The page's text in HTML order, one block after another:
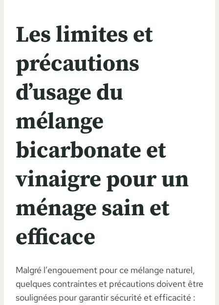
Les limites et
précautions
d’usage du
mélange
bicarbonate et
vinaigre pour un
ménage sain et
efficace
Malgré l’engouement pour ce mélange naturel,
quelques contraintes et précautions doivent être
soulignées pour garantir sécurité et efficacité :